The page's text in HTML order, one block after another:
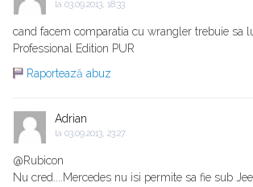
la 03.09.2013, 18:33
cand facem comparatia cu wrangler trebuie sa
Professional Edition PUR
Raportează abuz
Adrian
la 03.09.2013, 23:27
@Rubicon
Nu cred....Mercedes nu isi permite sa fie sub